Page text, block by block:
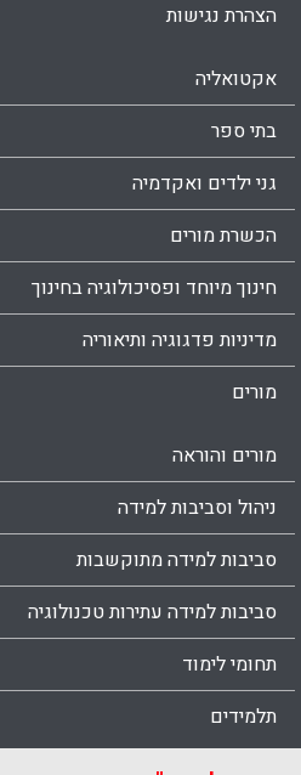
הצהרת נגישות
אקטואליה
בתי ספר
גני ילדים ואקדמיה
הכשרת מורים
חינוך מיוחד ופסיכולוגיה בחינוך
מדיניות פדגוגיה ותיאוריה
מורים
מורים והוראה
ניהול וסביבות למידה
סביבות למידה מתוקשבות
סביבות למידה עתירות טכנולוגיה
תחומי לימוד
תלמידים